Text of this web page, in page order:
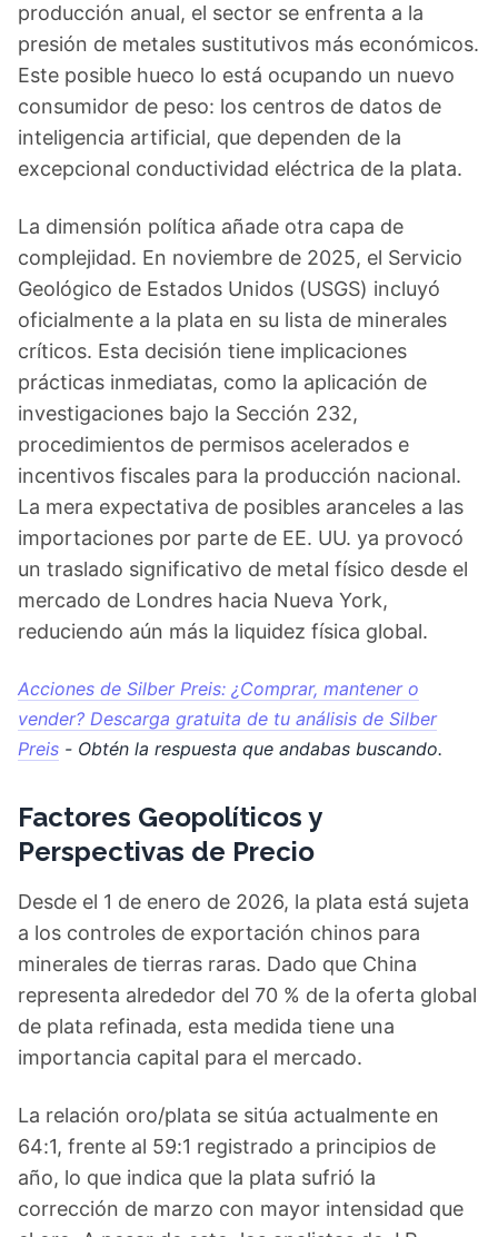
producción anual, el sector se enfrenta a la
presión de metales sustitutivos más económicos.
Este posible hueco lo está ocupando un nuevo
consumidor de peso: los centros de datos de
inteligencia artificial, que dependen de la
excepcional conductividad eléctrica de la plata.
La dimensión política añade otra capa de
complejidad. En noviembre de 2025, el Servicio
Geológico de Estados Unidos (USGS) incluyó
oficialmente a la plata en su lista de minerales
críticos. Esta decisión tiene implicaciones
prácticas inmediatas, como la aplicación de
investigaciones bajo la Sección 232,
procedimientos de permisos acelerados e
incentivos fiscales para la producción nacional.
La mera expectativa de posibles aranceles a las
importaciones por parte de EE. UU. ya provocó
un traslado significativo de metal físico desde el
mercado de Londres hacia Nueva York,
reduciendo aún más la liquidez física global.
Acciones de Silber Preis: ¿Comprar, mantener o
vender? Descarga gratuita de tu análisis de Silber
Preis - Obtén la respuesta que andabas buscando.
Factores Geopolíticos y
Perspectivas de Precio
Desde el 1 de enero de 2026, la plata está sujeta
a los controles de exportación chinos para
minerales de tierras raras. Dado que China
representa alrededor del 70 % de la oferta global
de plata refinada, esta medida tiene una
importancia capital para el mercado.
La relación oro/plata se sitúa actualmente en
64:1, frente al 59:1 registrado a principios de
año, lo que indica que la plata sufrió la
corrección de marzo con mayor intensidad que